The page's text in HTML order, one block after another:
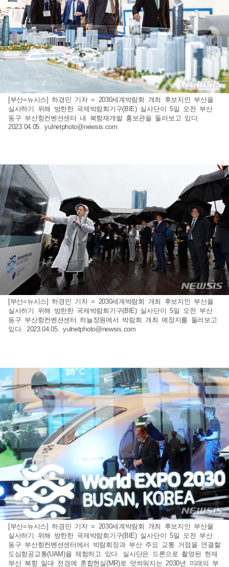
[부산=뉴시스] 하경민 기자 = 2030세계박람회 개최 후보지인 부산을
실사하기 위해 방한한 국제박람회기구(BIE) 실사단이 5일 오전 부산
동구 부산항컨벤션센터 내 북항재개발 홍보관을 둘러보고 있다.
2023.04.05.yulnetphoto@newsis.com
[부산=뉴시스] 하경민 기자 = 2030세계박람회 개최 후보지인 부산을
실사하기 위해 방한한 국제박람회기구(BIE) 실사단이 5일 오전 부산
동구 부산항컨벤션센터 하늘정원에서 박람회 개최 예정지를 둘러보고
있다. 2023.04.05.yulnetphoto@newsis.com
[부산=뉴시스] 하경민 기자 = 2030세계박람회 개최 후보지인 부산을
실사하기 위해 방한한 국제박람회기구(BIE) 실사단이 5일 오전 부산
동구 부산항컨벤션센터에서 박람회장과 부산 주요 교통 거점을 연결할
도심항공교통(UAM)을 체험하고 있다. 실사단은 드론으로 촬영된 현재
부산 북항 일대 전경에 혼합현실(MR)로 덧씌워지는 2030년 미래의 부